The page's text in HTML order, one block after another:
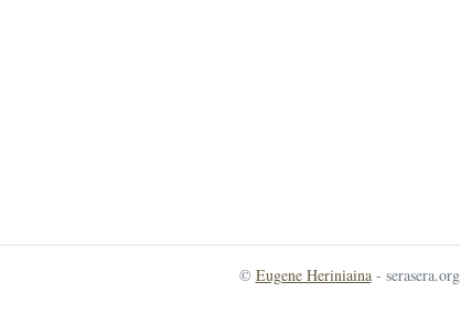
© Eugene Heriniaina-